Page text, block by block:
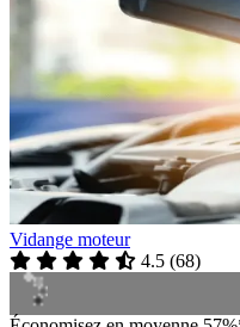
Vidange moteur
4.5 (68)